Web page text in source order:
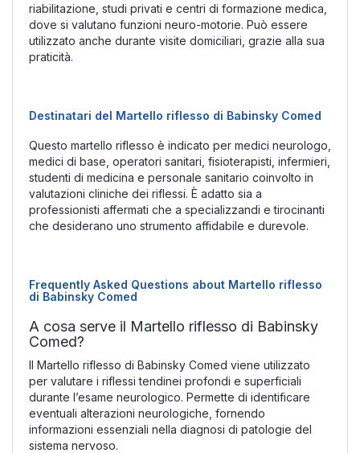
riabilitazione, studi privati e centri di formazione medica,
dove si valutano funzioni neuro-motorie. Può essere
utilizzato anche durante visite domiciliari, grazie alla sua
praticità.
Destinatari del Martello riflesso di Babinsky Comed
Questo martello riflesso è indicato per medici neurologo,
medici di base, operatori sanitari, fisioterapisti, infermieri,
studenti di medicina e personale sanitario coinvolto in
valutazioni cliniche dei riflessi. È adatto sia a
professionisti affermati che a specializzandi e tirocinanti
che desiderano uno strumento affidabile e durevole.
Frequently Asked Questions about Martello riflesso
di Babinsky Comed
A cosa serve il Martello riflesso di Babinsky
Comed?
Il Martello riflesso di Babinsky Comed viene utilizzato
per valutare i riflessi tendinei profondi e superficiali
durante l’esame neurologico. Permette di identificare
eventuali alterazioni neurologiche, fornendo
informazioni essenziali nella diagnosi di patologie del
sistema nervoso.